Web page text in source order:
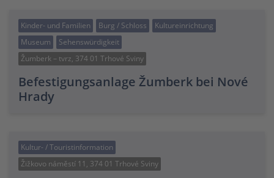
Kinder- und Familien Burg / Schloss
Kultureinrichtung
Museum
Sehenswürdigkeit
Žumberk – tvrz, 374 01 Trhové Sviny
Befestigungsanlage Žumberk bei Nové
Hrady
Kultur- / Touristinformation
Žižkovo náměstí 11, 374 01 Trhové Sviny